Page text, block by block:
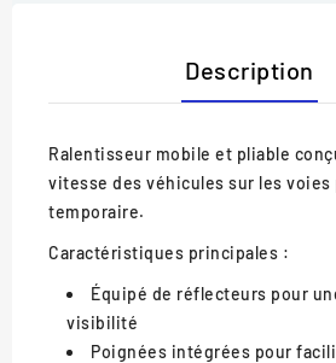
Description
Ralentisseur mobile et pliable
vitesse des véhicules sur les
temporaire.
Caractéristiques principales :
Équipé de réflecteurs pour
visibilité
Poignées intégrées pour